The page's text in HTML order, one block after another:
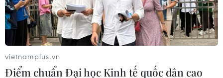
vietnamplus.vn
Điểm chuẩn Đại học Kinh tế quốc dân cao